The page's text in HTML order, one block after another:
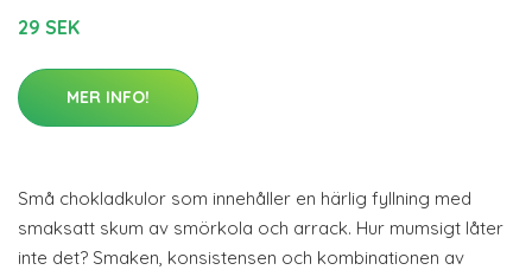
29 SEK
MER INFO!
Små chokladkulor som innehåller en härlig fyllning med
smaksatt skum av smörkola och arrack. Hur mumsigt låter
inte det? Smaken, konsistensen och kombinationen av